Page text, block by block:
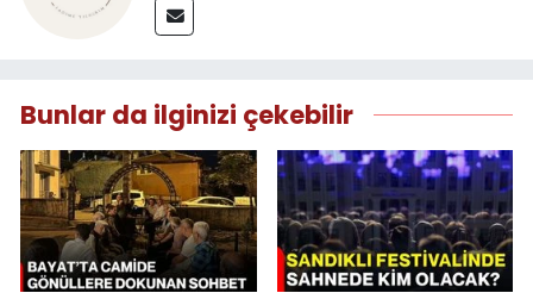
Bunlar da ilginizi çekebilir